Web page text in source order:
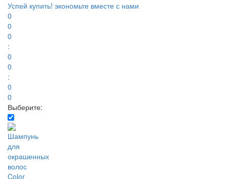
Успей купить! экономьте вместе с нами
0
0
0
:
0
0
:
0
0
Выберите: